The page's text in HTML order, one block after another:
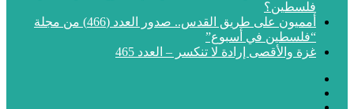
فلسطين؟
أمميون على طريق القدس.. صدور العدد (466) من مجلة
“فلسطين في أسبوع”
غزة والأقصى إرادة لا تنكسر – العدد 465